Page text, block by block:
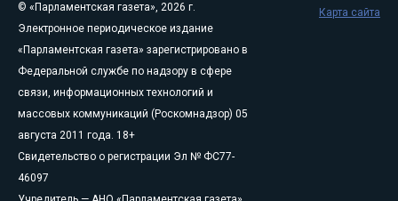
© «Парламентская газета», 2026 г.
Электронное периодическое издание
«Парламентская газета» зарегистрировано в
Федеральной службе по надзору в сфере
связи, информационных технологий и
массовых коммуникаций (Роскомнадзор) 05
августа 2011 года. 18+
Свидетельство о регистрации Эл № ФС77-
46097
Карта сайта